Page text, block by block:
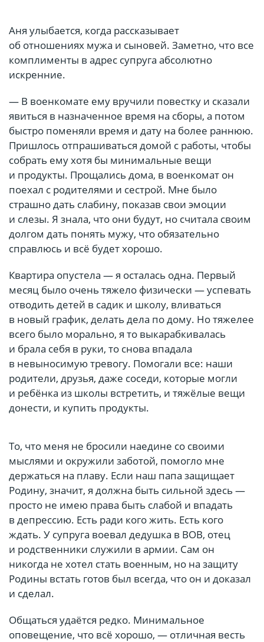
Аня улыбается, когда рассказывает
об отношениях мужа и сыновей. Заметно, что все
комплименты в адрес супруга абсолютно
искренние.
— В военкомате ему вручили повестку и сказали
явиться в назначенное время на сборы, а потом
быстро поменяли время и дату на более раннюю.
Пришлось отпрашиваться домой с работы, чтобы
собрать ему хотя бы минимальные вещи
и продукты. Прощались дома, в военкомат он
поехал с родителями и сестрой. Мне было
страшно дать слабину, показав свои эмоции
и слезы. Я знала, что они будут, но считала своим
долгом дать понять мужу, что обязательно
справлюсь и всё будет хорошо.
Квартира опустела — я осталась одна. Первый
месяц было очень тяжело физически — успевать
отводить детей в садик и школу, вливаться
в новый график, делать дела по дому. Но тяжелее
всего было морально, я то выкарабкивалась
и брала себя в руки, то снова впадала
в невыносимую тревогу. Помогали все: наши
родители, друзья, даже соседи, которые могли
и ребёнка из школы встретить, и тяжёлые вещи
донести, и купить продукты.
То, что меня не бросили наедине со своими
мыслями и окружили заботой, помогло мне
держаться на плаву. Если наш папа защищает
Родину, значит, я должна быть сильной здесь —
просто не имею права быть слабой и впадать
в депрессию. Есть ради кого жить. Есть кого
ждать. У супруга воевал дедушка в ВОВ, отец
и родственники служили в армии. Сам он
никогда не хотел стать военным, но на защиту
Родины встать готов был всегда, что он и доказал
и сделал.
Общаться удаётся редко. Минимальное
оповещение, что всё хорошо, — отличная весть